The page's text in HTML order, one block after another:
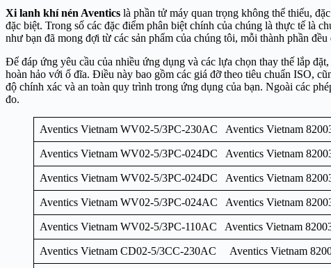
Xi lanh khí nén Aventics là phần tử máy quan trọng không thể thiếu,
đặc biệt. Trong số các đặc điểm phân biệt chính của chúng là thực tế là
như bạn đã mong đợi từ các sản phẩm của chúng tôi, mỗi thành phần
Để đáp ứng yêu cầu của nhiều ứng dụng và các lựa chọn thay thế lắp
hoàn hảo với ổ đĩa. Điều này bao gồm các giá đỡ theo tiêu chuẩn ISO,
độ chính xác và an toàn quy trình trong ứng dụng của bạn. Ngoài các
đo.
Aventics Vietnam WV02-5/3PC-230AC Aventics Vietnam
Aventics Vietnam WV02-5/3PC-024DC Aventics Vietnam
Aventics Vietnam WV02-5/3PC-024DC Aventics Vietnam
Aventics Vietnam WV02-5/3PC-024AC Aventics Vietnam
Aventics Vietnam WV02-5/3PC-110AC Aventics Vietnam
Aventics Vietnam CD02-5/3CC-230AC Aventics Vietnam